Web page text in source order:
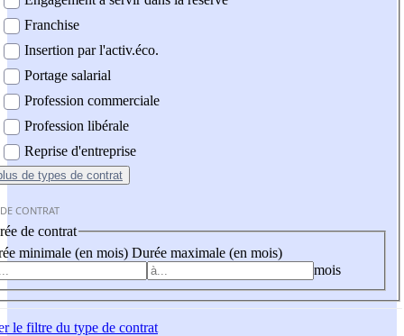
Franchise
Insertion par l'activ.éco.
Portage salarial
Profession commerciale
Profession libérale
Reprise d'entreprise
de types de contrat
CONTRAT
de contrat
minimale (en mois) Durée maximale (en mois)
mois
le filtre du type de contrat